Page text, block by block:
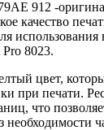
912 -
качество
8023.
цвет,
при печати.
что
необходимости